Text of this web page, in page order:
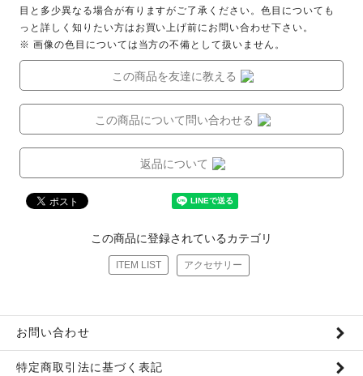
目と多少異なる場合が有りますがご了承ください。色目についても
っと詳しく知りたい方はお買い上げ前にお問い合わせ下さい。
※ 画像の色目については当方の不備として扱いません。
この商品を友達に教える
この商品について問い合わせる
返品について
この商品に登録されているカテゴリ
ITEM LIST アクセサリー
お問い合わせ
特定商取引法に基づく表記